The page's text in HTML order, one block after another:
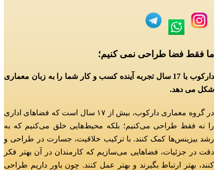
ما فقط فضا طراحی نمی کنیم؛
دارکوب با 17 سال تجربه آینده کسب و کار شما را به زبان معماری
شکل می دهد.
در گروه معماری دارکوب، بیش از ۱۷ سال است که فضاهای اداری
را نه فقط طراحی می‌کنیم؛ بلکه محیط‌هایی خلق می‌کنیم که به
رشد بیزینس‌ها کمک کنند. با ترکیب خلاقیت، جسارت در طراحی و
دقت در جزئیات، فضاهایی می‌سازیم که کارمندان در آن بهتر فکر
کنند، بهتر ارتباط بگیرند و بهتر عمل کنند. چون باور داریم طراحی